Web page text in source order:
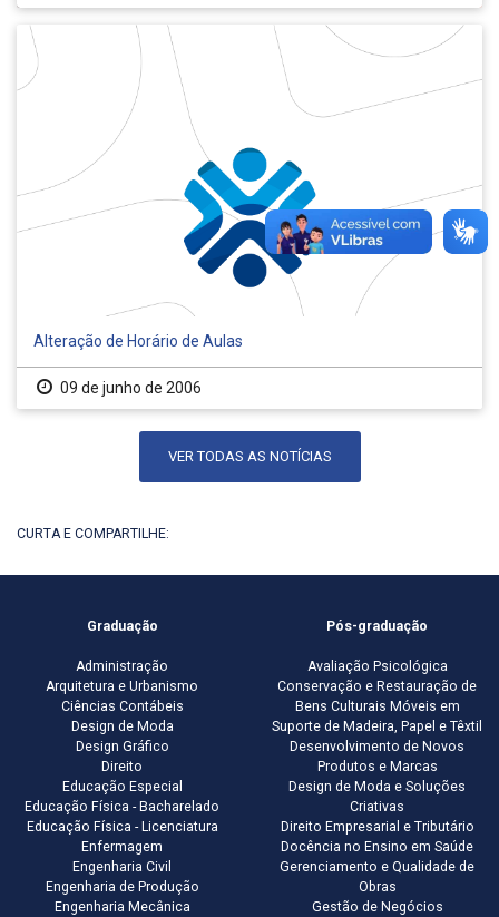
Alteração de Horário de Aulas
09 de junho de 2006
VER TODAS AS NOTÍCIAS
CURTA E COMPARTILHE:
Graduação
Administração
Arquitetura e Urbanismo
Ciências Contábeis
Design de Moda
Design Gráfico
Direito
Educação Especial
Educação Física - Bacharelado
Educação Física - Licenciatura
Enfermagem
Engenharia Civil
Engenharia de Produção
Engenharia Mecânica
Pós-graduação
Avaliação Psicológica
Conservação e Restauração de
Bens Culturais Móveis em
Suporte de Madeira, Papel e Têxtil
Desenvolvimento de Novos
Produtos e Marcas
Design de Moda e Soluções
Criativas
Direito Empresarial e Tributário
Docência no Ensino em Saúde
Gerenciamento e Qualidade de
Obras
Gestão de Negócios